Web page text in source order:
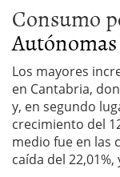
Consumo
Autónomas
Los mayores
en Cantabria,
y, en segundo
crecimiento del
medio fue en las
caída del